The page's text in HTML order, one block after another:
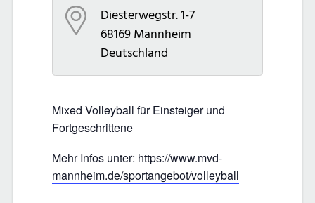
Diesterwegstr. 1-7
68169 Mannheim
Deutschland
Mixed Volleyball für Einsteiger und
Fortgeschrittene
Mehr Infos unter: https://www.mvd-
mannheim.de/sportangebot/volleyball